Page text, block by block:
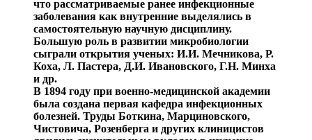
что рассматриваемые ранее инфекционные
заболевания как внутренние выделялись в
самостоятельную научную дисциплину.
Большую роль в развитии микробиологии
сыграли открытия ученых: И.И. Мечникова, Р.
Коха, Л. Пастера, Д.И. Ивановского, Г.Н. Минха
и др.
В 1894 году при военно-медицинской академии
была создана первая кафедра инфекционных
болезней. Труды Боткина, Марциновского,
Чистовича, Розенберга и других клиницистов